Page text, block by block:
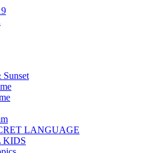
Sunset
LANGUAGE
KIDS